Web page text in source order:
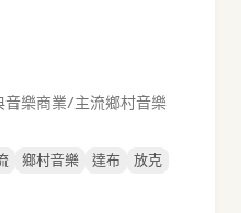
音樂商業/主流鄉村音樂
鄉村音樂 達布
放克